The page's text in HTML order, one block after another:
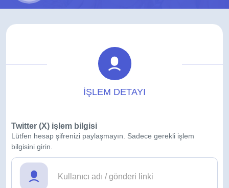
İŞLEM DETAYI
Twitter (X) işlem bilgisi
Lütfen hesap şifrenizi paylaşmayın. Sadece gerekli işlem
bilgisini girin.